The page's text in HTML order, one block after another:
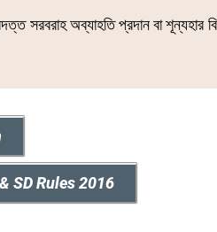
অব্যাহতি প্রদান বা শূন্যহার
SD Rules 2016